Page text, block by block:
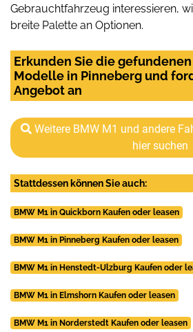
Gebrauchtfahrzeug interessieren,
breite Palette an Optionen.
Erkunden Sie die gefundenen
Modelle in Pinneberg und
Angebot an
Weitere BMW M1 und andere
hier suchen
Stattdessen können Sie auch:
BMW M1 in Quickborn Kaufen oder leasen
BMW M1 in Pinneberg Kaufen oder leasen
BMW M1 in Henstedt-Ulzburg Kaufen oder
BMW M1 in Elmshorn Kaufen oder leasen
BMW M1 in Norderstedt Kaufen oder leasen